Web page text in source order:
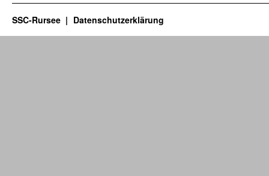
SSC-Rursee Datenschutzerklärung